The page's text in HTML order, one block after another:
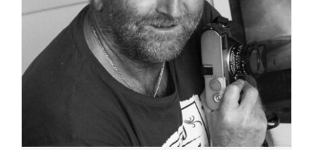
Jean-Yves Desfoux